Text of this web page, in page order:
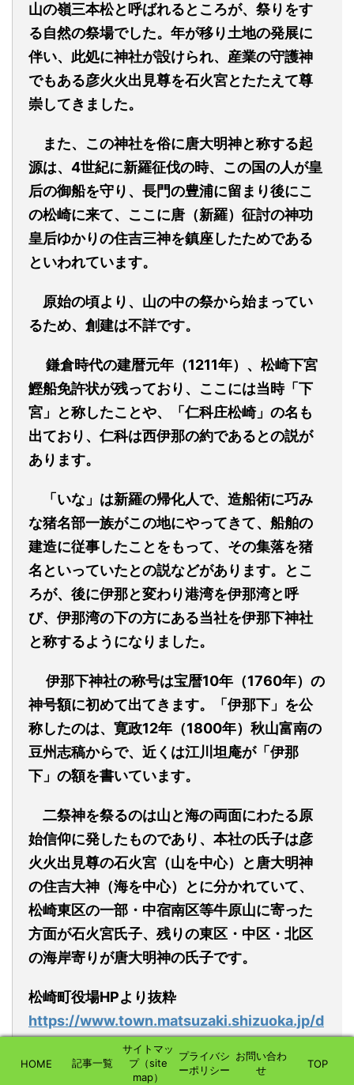
山の嶺三本松と呼ばれるところが、祭りをす
る自然の祭場でした。年が移り土地の発展に
伴い、此処に神社が設けられ、産業の守護神
でもある彦火火出見尊を石火宮とたたえて尊
崇してきました。
また、この神社を俗に唐大明神と称する起
源は、4世紀に新羅征伐の時、この国の人が皇
后の御船を守り、長門の豊浦に留まり後にこ
の松崎に来て、ここに唐（新羅）征討の神功
皇后ゆかりの住吉三神を鎮座したためである
といわれています。
原始の頃より、山の中の祭から始まってい
るため、創建は不詳です。
鎌倉時代の建暦元年（1211年）、松崎下宮
鰹船免許状が残っており、ここには当時「下
宮」と称したことや、「仁科庄松崎」の名も
出ており、仁科は西伊那の約であるとの説が
あります。
「いな」は新羅の帰化人で、造船術に巧み
な猪名部一族がこの地にやってきて、船舶の
建造に従事したことをもって、その集落を猪
名といっていたとの説などがあります。とこ
ろが、後に伊那と変わり港湾を伊那湾と呼
び、伊那湾の下の方にある当社を伊那下神社
と称するようになりました。
伊那下神社の称号は宝暦10年（1760年）の
神号額に初めて出てきます。「伊那下」を公
称したのは、寛政12年（1800年）秋山富南の
豆州志稿からで、近くは江川坦庵が「伊那
下」の額を書いています。
二祭神を祭るのは山と海の両面にわたる原
始信仰に発したものであり、本社の氏子は彦
火火出見尊の石火宮（山を中心）と唐大明神
の住吉大神（海を中心）とに分かれていて、
松崎東区の一部・中宿南区等牛原山に寄った
方面が石火宮氏子、残りの東区・中区・北区
の海岸寄りが唐大明神の氏子です。
松崎町役場HPより抜粋
https://www.town.matsuzaki.shizuoka.jp/d
ocs/2019030600010/
HOME 記事一覧
サイトマッ
プ（site
map）
プライバシ
ーポリシー
お問い合わ
せ
TOP